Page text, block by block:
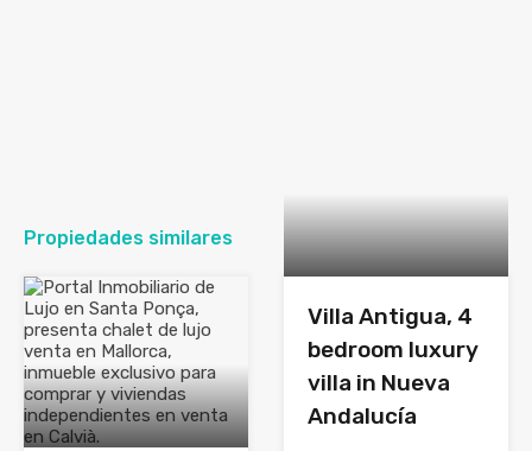
Propiedades similares
Villa Antigua, 4
bedroom luxury
villa in Nueva
Andalucía